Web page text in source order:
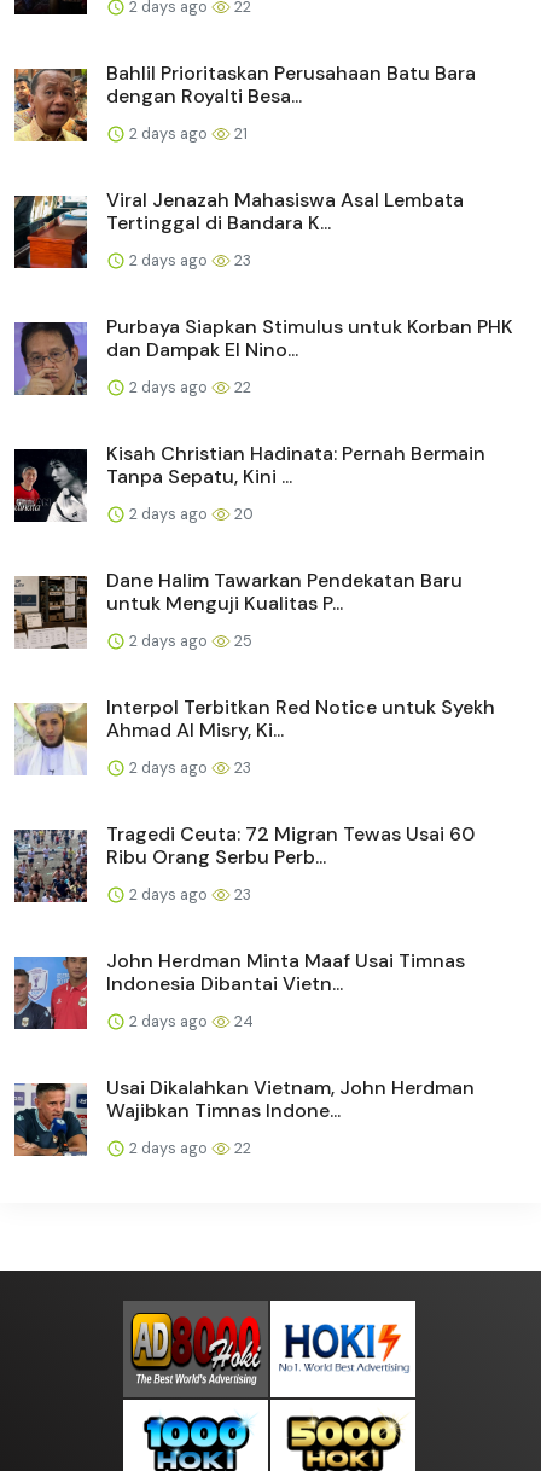
2 days ago 22
Bahlil Prioritaskan Perusahaan Batu Bara
dengan Royalti Besa...
2 days ago 21
Viral Jenazah Mahasiswa Asal Lembata
Tertinggal di Bandara K...
2 days ago 23
Purbaya Siapkan Stimulus untuk Korban PHK
dan Dampak El Nino...
2 days ago 22
Kisah Christian Hadinata: Pernah Bermain
Tanpa Sepatu, Kini ...
2 days ago 20
Dane Halim Tawarkan Pendekatan Baru
untuk Menguji Kualitas P...
2 days ago 25
Interpol Terbitkan Red Notice untuk Syekh
Ahmad Al Misry, Ki...
2 days ago 23
Tragedi Ceuta: 72 Migran Tewas Usai 60
Ribu Orang Serbu Perb...
2 days ago 23
John Herdman Minta Maaf Usai Timnas
Indonesia Dibantai Vietn...
2 days ago 24
Usai Dikalahkan Vietnam, John Herdman
Wajibkan Timnas Indone...
2 days ago 22